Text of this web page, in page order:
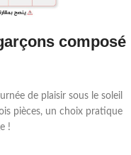
composé
de plaisir sous le soleil
pièces, un choix pratique
!